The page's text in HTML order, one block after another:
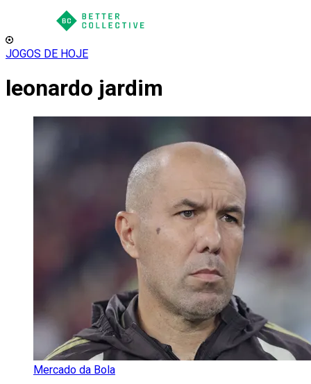
JOGOS DE HOJE
leonardo jardim
Mercado da Bola